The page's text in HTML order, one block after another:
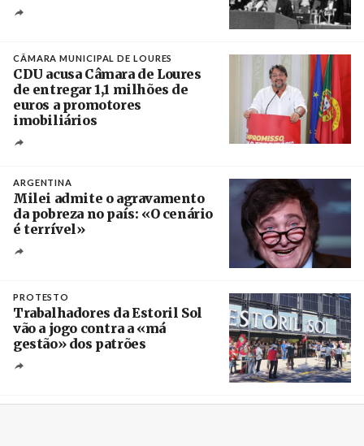
CÂMARA MUNICIPAL DE LOURES
CDU acusa Câmara de Loures
de entregar 1,1 milhões de
euros a promotores
imobiliários
ARGENTINA
Milei admite o agravamento
da pobreza no país: «O cenário
é terrível»
PROTESTO
Trabalhadores da Estoril Sol
vão a jogo contra a «má
gestão» dos patrões